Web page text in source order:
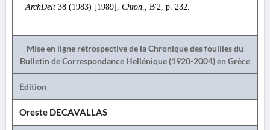
ArchDelt 38 (1983) [1989], Chron., B'2, p. 232.
Mise en ligne rétrospective de la Chronique des fouilles du
Bulletin de Correspondance Hellénique (1920-2004) en Grèce
Édition
Oreste DECAVALLAS